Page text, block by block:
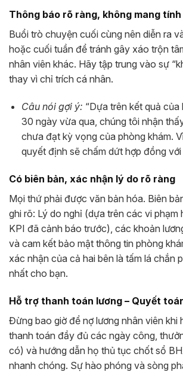
Thông báo rõ ràng, không mang
Buổi trò chuyện cuối cùng nên diễn ra
hoặc cuối tuần để tránh gây xáo trộn
nhân viên khác. Hãy tập trung vào sự
thay vì chỉ trích cá nhân.
Câu nói gợi ý: “Dựa trên kết quả của
30 ngày vừa qua, chúng tôi nhận
chưa đạt kỳ vọng của phòng khám.
quyết định sẽ chấm dứt hợp đồng
Có biên bản, xác nhận lý do rõ ràng
Mọi thứ phải được văn bản hóa. Biên
ghi rõ: Lý do nghỉ (dựa trên các vi phạm
KPI đã cảnh báo trước), các khoản
và cam kết bảo mật thông tin phòng
xác nhận của cả hai bên là tấm lá chắn
nhất cho bạn.
Hỗ trợ thanh toán lương – Quyết
Đừng bao giờ để nợ lương nhân viên khi
thanh toán đầy đủ các ngày công,
có) và hướng dẫn họ thủ tục chốt sổ
nhanh chóng. Sự hào phóng và sòng